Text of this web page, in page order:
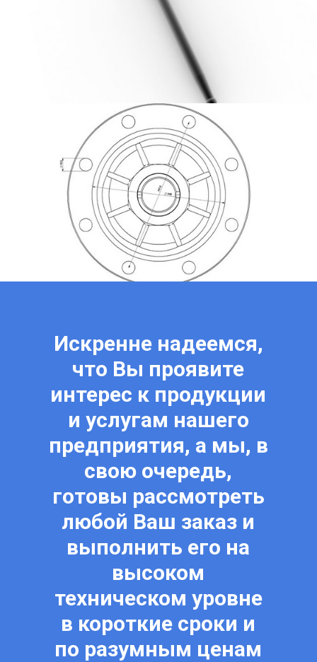
Искренне надеемся,
что Вы проявите
интерес к продукции
и услугам нашего
предприятия, а мы, в
свою очередь,
готовы рассмотреть
любой Ваш заказ и
выполнить его на
высоком
техническом уровне
в короткие сроки и
по разумным ценам